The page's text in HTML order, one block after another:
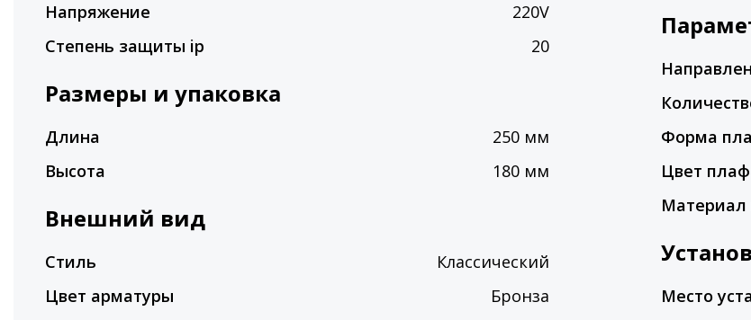
Напряжение
220V
Степень защиты ip
20
Размеры и упаковка
Длина
250 мм
Высота
180 мм
Внешний вид
Стиль
Классический
Цвет арматуры
Бронза
Форма
Цвет
Материал
Место